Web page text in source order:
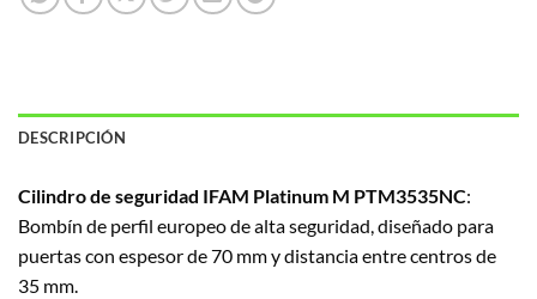
DESCRIPCIÓN
Cilindro de seguridad IFAM Platinum M PTM3535NC:
Bombín de perfil europeo de alta seguridad, diseñado para
puertas con espesor de 70 mm y distancia entre centros de
35 mm.